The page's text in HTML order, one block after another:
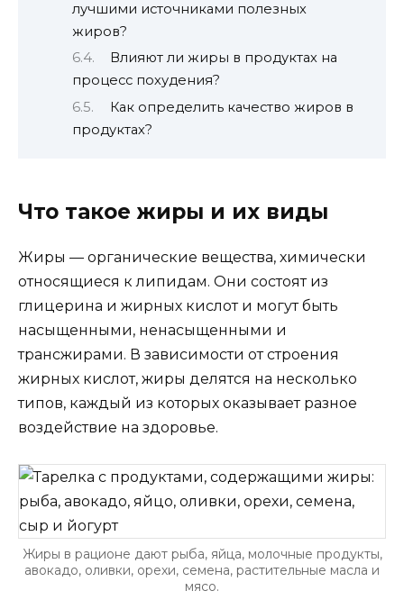
лучшими источниками полезных
жиров?
Влияют ли жиры в продуктах на
процесс похудения?
Как определить качество жиров в
продуктах?
Что такое жиры и их виды
Жиры — органические вещества, химически
относящиеся к липидам. Они состоят из
глицерина и жирных кислот и могут быть
насыщенными, ненасыщенными и
трансжирами. В зависимости от строения
жирных кислот, жиры делятся на несколько
типов, каждый из которых оказывает разное
воздействие на здоровье.
Жиры в рационе дают рыба, яйца, молочные продукты,
авокадо, оливки, орехи, семена, растительные масла и
мясо.